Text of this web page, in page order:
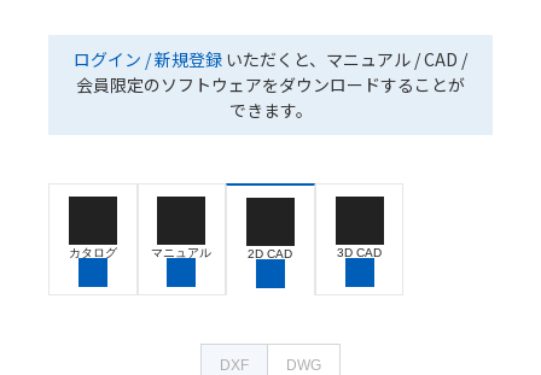
ログイン / 新規登録 いただくと、マニュアル / CAD /
会員限定のソフトウェアをダウンロードすることが
できます。
カタログ マニュアル 2D CAD 3D CAD
DXF DWG